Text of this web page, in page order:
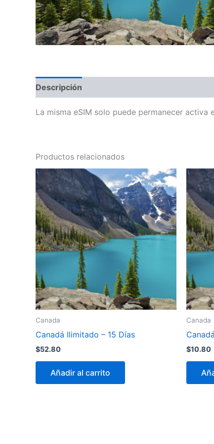
Descripción
La misma eSIM solo puede permanecer
Productos relacionados
Canada
Canadá Ilimitado – 15 Días
$52.80
Añadir al carrito
Canada
$10.80